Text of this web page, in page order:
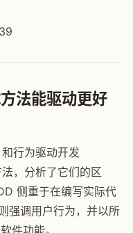
法能驱动更好
行为驱动开发
，分析了它们的区
侧重于在编写实际代
强调用户行为，并以所
件功能。